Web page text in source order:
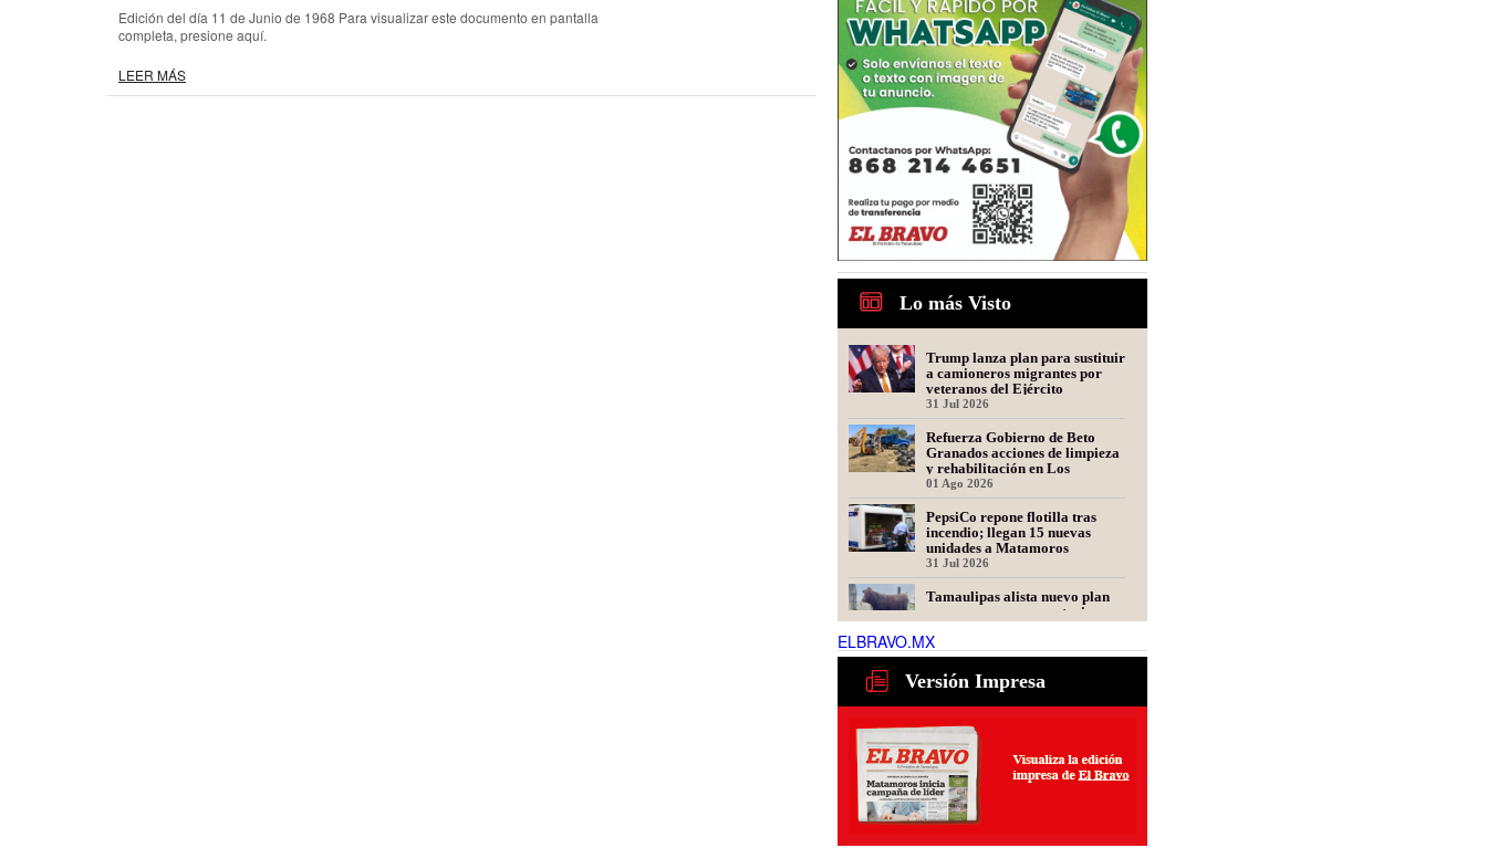
Edición del día 11 de Junio de 1968 Para visualizar este documento en pantalla
completa, presione aquí.
LEER MÁS
Lo más Visto
Trump lanza plan para sustituir
a camioneros migrantes por
veteranos del Ejército
31 Jul 2026
Refuerza Gobierno de Beto
Granados acciones de limpieza
y rehabilitación en Los
Presidentes
01 Ago 2026
PepsiCo repone flotilla tras
incendio; llegan 15 nuevas
unidades a Matamoros
31 Jul 2026
Tamaulipas alista nuevo plan
para recuperar exportaciones
31 Jul 2026
Ser representante de una
fintech: dudas frecuentes
ELBRAVO.MX
Versión Impresa